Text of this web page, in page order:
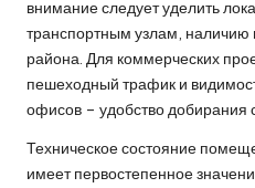
внимание следует уделить
транспортным узлам, наличию
района. Для коммерческих
пешеходный трафик и
офисов – удобство добирания
Техническое состояние
имеет первостепенное